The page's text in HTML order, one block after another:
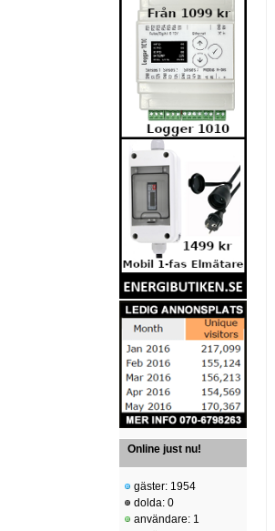
Online just nu!
gäster: 1954
dolda: 0
användare: 1